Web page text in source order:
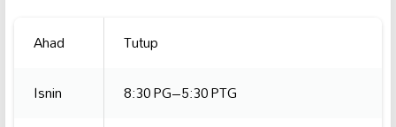
Ahad
Tutup
Isnin
8:30 PG–5:30 PTG